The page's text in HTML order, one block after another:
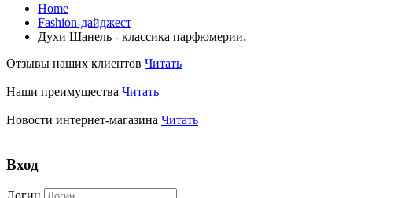
Home
Fashion-дайджест
Духи Шанель - классика парфюмерии.
Отзывы наших клиентов Читать
Наши преимущества Читать
Новости интернет-магазина Читать
Вход